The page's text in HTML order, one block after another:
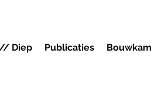
Diep Publicaties